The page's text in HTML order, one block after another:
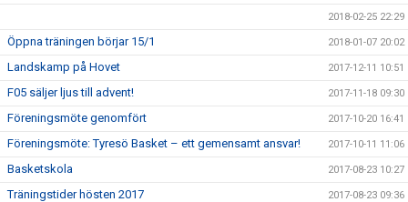
2018-02-25 22:29
Öppna träningen börjar 15/1 2018-01-07 20:02
Landskamp på Hovet 2017-12-11 10:51
F05 säljer ljus till advent! 2017-11-18 09:30
Föreningsmöte genomfört 2017-10-20 16:41
Föreningsmöte: Tyresö Basket – ett gemensamt ansvar! 2017-10-11 11:06
Basketskola 2017-08-23 10:27
Träningstider hösten 2017 2017-08-23 09:36